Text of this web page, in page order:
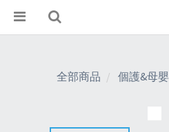
全部商品 個護&母嬰